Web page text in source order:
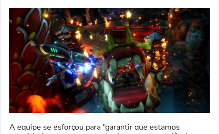
A equipe se esforçou para “garantir que estamos